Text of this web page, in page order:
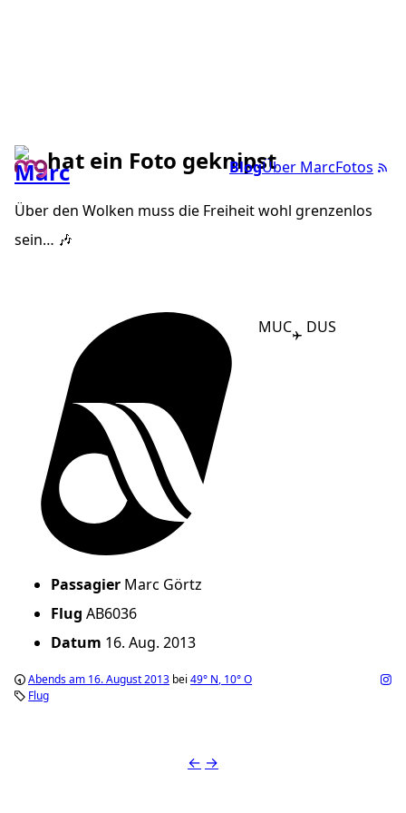
BlogÜber MarcFotos
hat ein Foto geknipst
Über den Wolken muss die Freiheit wohl grenzenlos
sein… 🎶
MUC DUS
Passagier Marc Görtz
Flug AB6036
Datum 16. Aug. 2013
Abends am 16. August 2013 bei 49° N, 10°O
Flug
← →